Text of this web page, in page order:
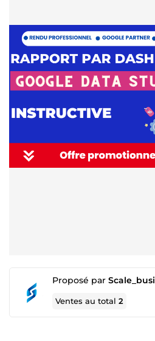
Proposé par Scale_busi
Ventes au total2